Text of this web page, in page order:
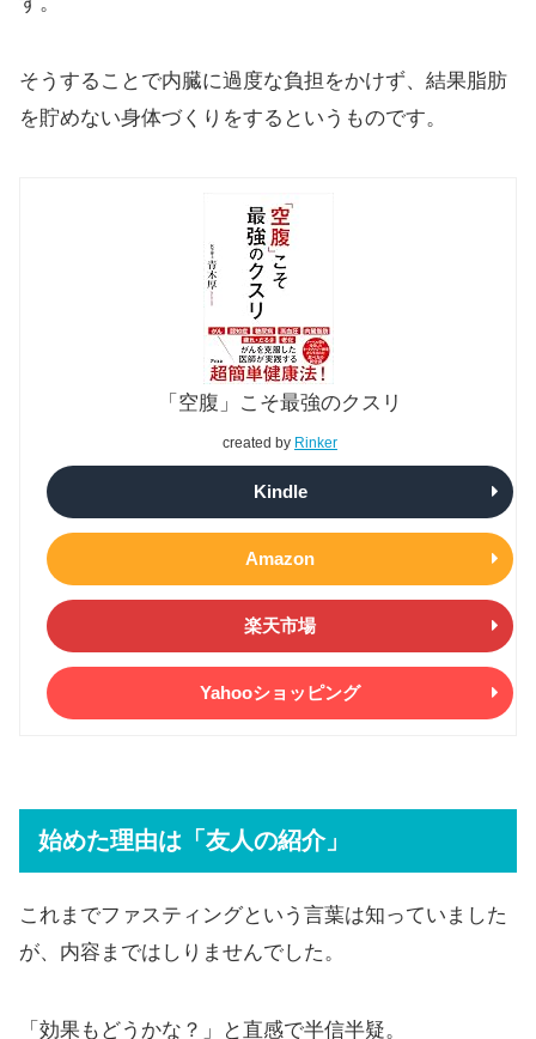
そうすることで内臓に過度な負担をかけず、結果脂肪
を貯めない身体づくりをするというものです。
「空腹」こそ最強のクスリ
created by Rinker
Kindle
Amazon
楽天市場
Yahooショッピング
始めた理由は「友人の紹介」
これまでファスティングという言葉は知っていました
が、内容まではしりませんでした。
「効果もどうかな？」と直感で半信半疑。